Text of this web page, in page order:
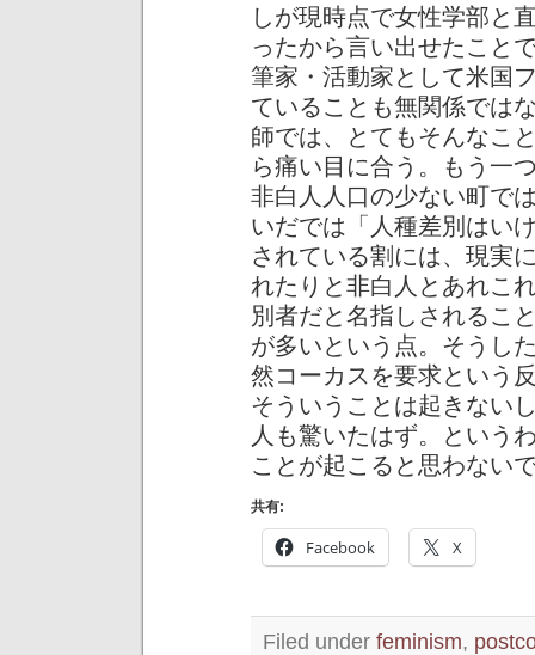
しが現時点で女性学部と
ったから言い出せたこと
筆家・活動家として米国
ていることも無関係では
師では、とてもそんなこ
ら痛い目に合う。もう一
非白人人口の少ない町で
いだでは「人種差別はい
されている割には、現実
れたりと非白人とあれこ
別者だと名指しされるこ
が多いという点。そうし
然コーカスを要求という
そういうことは起きない
人も驚いたはず。という
ことが起こると思わない
共有:
Facebook X
Filed under feminism,